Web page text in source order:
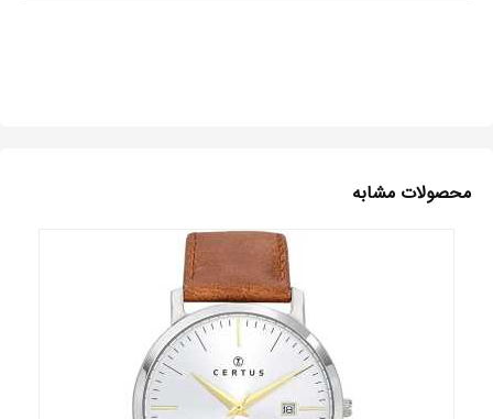
محصولات مشابه